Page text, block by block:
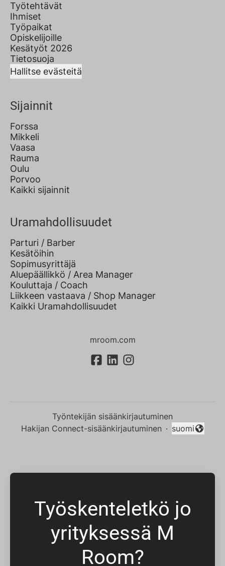
Työtehtävät
Ihmiset
Työpaikat
Opiskelijoille
Kesätyöt 2026
Tietosuoja
Hallitse evästeitä
Sijainnit
Forssa
Mikkeli
Vaasa
Rauma
Oulu
Porvoo
Kaikki sijainnit
Uramahdollisuudet
Parturi / Barber
Kesätöihin
Sopimusyrittäjä
Aluepäällikkö / Area Manager
Kouluttaja / Coach
Liikkeen vastaava / Shop Manager
Kaikki Uramahdollisuudet
mroom.com
Työntekijän sisäänkirjautuminen
Hakijan Connect-sisäänkirjautuminen ·
Vaihda kieli
suomi
Työskenteletkö jo
yrityksessä M
Room?